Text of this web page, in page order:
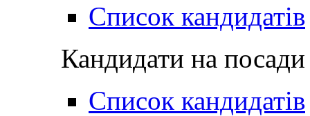
Список кандидатів
Кандидати на посади
Список кандидатів